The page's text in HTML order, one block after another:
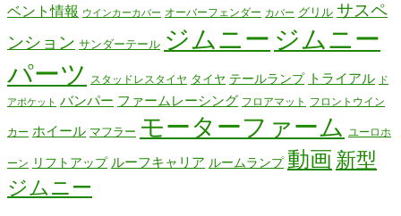
ベント情報
ウインカーカバー オーバーフェンダー カバー グリル サスペ
ンション サンダーテール ジムニー ジムニー
パーツ
スタッドレスタイヤ タイヤ テールランプ トライアル ド
アポケット バンパー ファームレーシング フロアマット フロントウイン
カー ホイール マフラー モーターファーム ユーロホ
ーン リフトアップ ルーフキャリア ルームランプ 動画 新型
ジムニー